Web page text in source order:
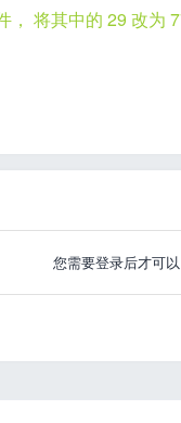
， 将其中的 29 改为
您需要登录后才可